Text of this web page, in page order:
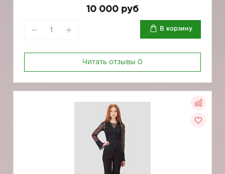
10 000 руб
В корзину
Читать отзывы 0